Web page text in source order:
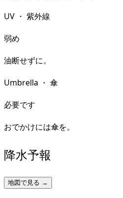
UV ・ 紫外線
弱め
油断せずに。
Umbrella ・ 傘
必要です
おでかけには傘を。
降水予報
地図で見る →